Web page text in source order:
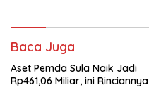
Baca Juga
Aset Pemda Sula Naik Jadi
Rp461,06 Miliar, ini Rinciannya